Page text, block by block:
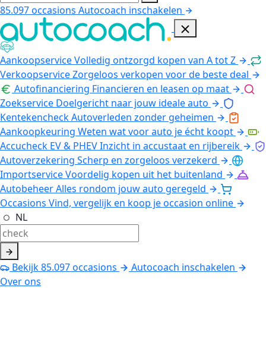
85.097occasions Autocoach inschakelen
AankoopserviceVolledig ontzorgd kopen van A tot Z
VerkoopserviceZorgeloos verkopen voor de beste deal
Autofinanciering Financieren en leasen op maat
Zoekservice Doelgericht naar jouw ideale auto
KentekencheckAutoverleden zonder geheimen
Aankoopkeuring Weten wat voor auto je écht koopt
Accucheck EV & PHEVInzicht in accustaat en rijbereik
Autoverzekering Scherp en zorgeloos verzekerd
ImportserviceVoordelig kopen uit het buitenland
AutobeheerAlles rondom jouw auto geregeld
Occasions Vind, vergelijk en koop je occasion online
NL
Bekijk85.097occasions
Autocoach inschakelen
Over ons